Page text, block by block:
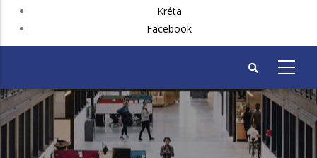
FEJLÉC
Kréta
Facebook